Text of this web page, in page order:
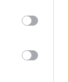
da un
capo di
al